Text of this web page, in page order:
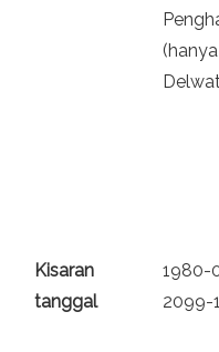
Kisaran
tanggal
1980-
2099-